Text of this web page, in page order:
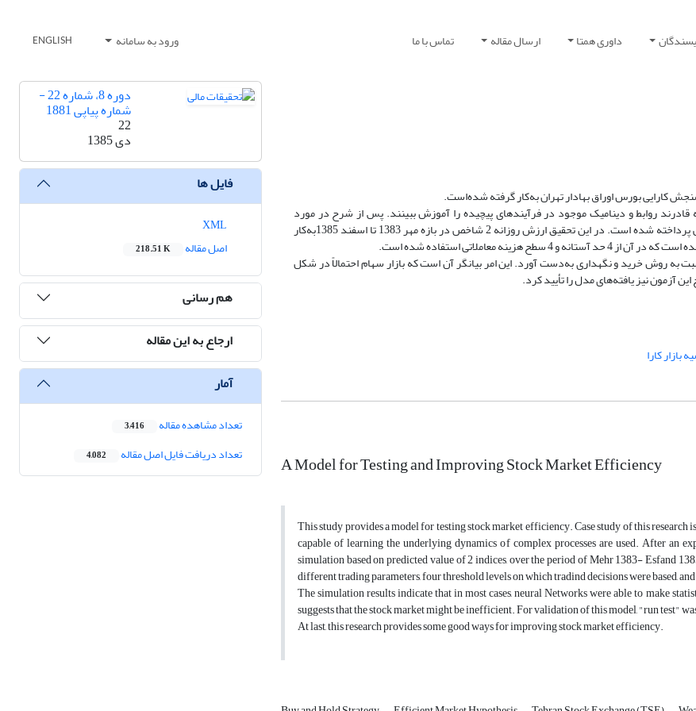
داوری همتا ارسال مقاله تماس با ما ورود به سامانه ENGLISH
کارایی بورس اوراق بهادار تهران به‌کار گرفته شده‌است.
روابط و دینامیک موجود در فرآیندهای پیچیده را آموزش ببینند. پس از شرح در مورد
تئوری‌های موجود در این زمینه با استفاده از شبکه عصبی به شبیه سازی معاملاتی پرداخته شده است. در این تحقیق ارزش روزانه 2 شاخص در بازه مهر 1383 تا اسفند 1385به‌کار
معاملاتی استفاده شده است.
به روش خرید و نگهداری به‌دست آورد. این امر بیانگر آن است که بازار سهام احتمالاً در شکل
آزمون نیز یافته‌های مدل را تأیید کرد.
بازار کارا
A Model for Testing and Improving Stock Market Efficiency
This study provides a model for testing stock market efficiency. Case study of this
capable of learning the underlying dynamics of complex processes are used. After an
simulation based on predicted value of 2 indices, over the period of Mehr 1383- Esfand
different trading parameters, four threshold levels on which tradind decisions were based,
The simulation results indicate that in most cases, neural Networks were able to make
suggests that the stock market might be inefficient. For validation of this model, "run test"
At last, this research provides some good ways for improving stock market efficiency.
دوره 8، شماره 22 -
شماره پیاپی 1881
22
دی 1385
فایل ها
اصل مقاله
218.51 K
هم رسانی
ارجاع به این مقاله
آمار
تعداد مشاهده مقاله 3,416
تعداد دریافت فایل اصل مقاله 4,082